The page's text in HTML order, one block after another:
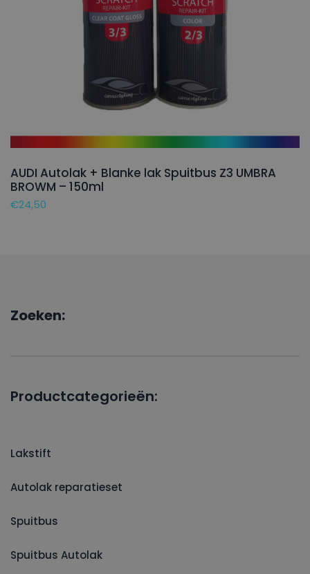
AUDI Autolak + Blanke lak Spuitbus Z3 UMBRA
BROWM – 150ml
€24,50
Zoeken:
Productcategorieën:
Lakstift
Autolak reparatieset
Spuitbus
Spuitbus Autolak